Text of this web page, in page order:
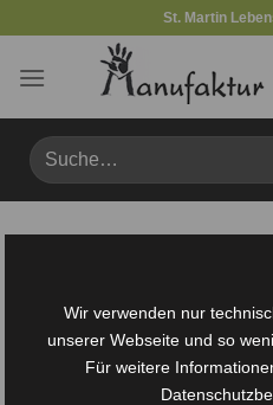
springen
St. Martin
Suche
nach:
Wir verwenden nur
unserer Webseite und so
Für weitere